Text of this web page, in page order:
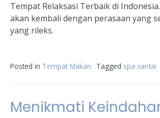
Tempat Relaksasi Terbaik di
akan kembali dengan perasaan yang
yang rileks.
Posted in Tempat Makan Tagged spa santai
Menikmati